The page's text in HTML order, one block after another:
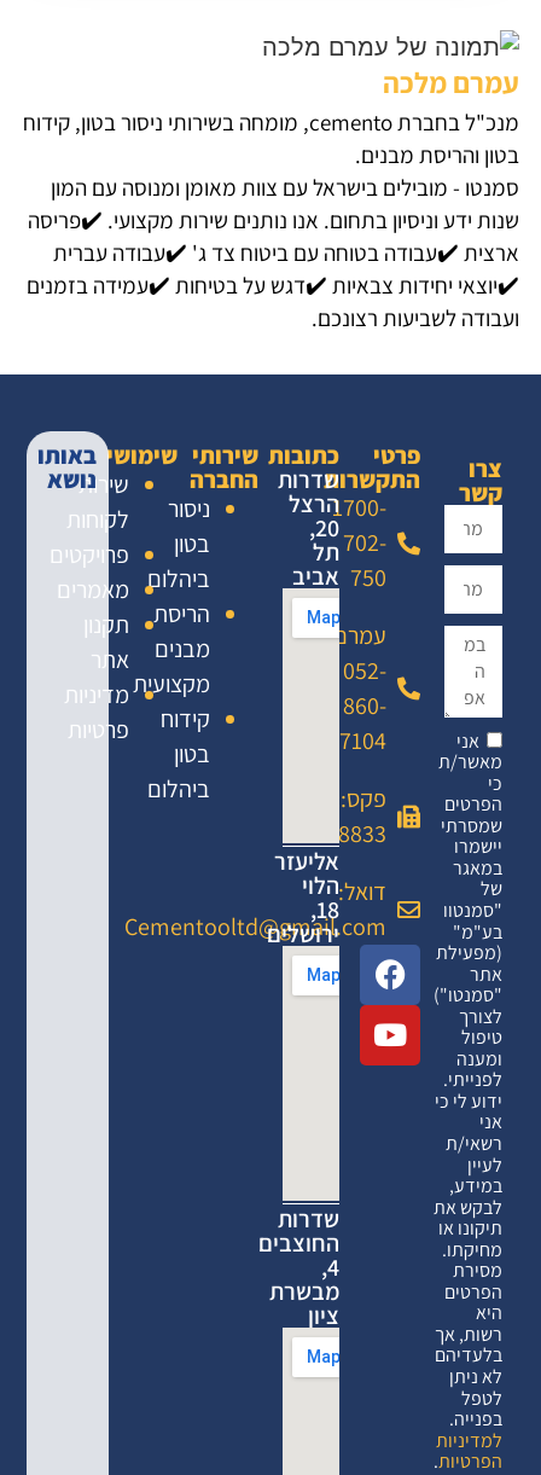
עמרם מלכה
מנכ"ל בחברת cemento, מומחה בשירותי ניסור בטון, קידוח
בטון והריסת מבנים.
סמנטו - מובילים בישראל עם צוות מאומן ומנוסה עם המון
שנות ידע וניסיון בתחום. אנו נותנים שירות מקצועי. ✔️פריסה
ארצית ✔️עבודה בטוחה עם ביטוח צד ג' ✔️עבודה עברית
✔️יוצאי יחידות צבאיות ✔️דגש על בטיחות ✔️עמידה בזמנים
ועבודה לשביעות רצונכם.
צרו
קשר
אני
מאשר/ת
כי
הפרטים
שמסרתי
יישמרו
במאגר
של
"סמנטוו
בע"מ"
(מפעילת
אתר
"סמנטו")
לצורך
טיפול
ומענה
לפנייתי.
ידוע לי כי
אני
רשאי/ת
לעיין
במידע,
לבקש את
תיקונו או
מחיקתו.
מסירת
הפרטים
היא
רשות, אך
בלעדיהם
לא ניתן
לטפל
בפנייה.
למדיניות
הפרטיות.
פרטי
התקשרות
1700-
702-
750
עמרם:
052-
860-
7104
6458833
דואל:
Cementooltd@gmail.com
כתובות
שדרות
הרצל
20,
תל
אביב
אליעזר
הלוי
18,
ירושלים
שדרות
החוצבים
4,
מבשרת
ציון
שירותי
החברה
ניסור
בטון
ביהלום
הריסת
מבנים
מקצועית
קידוח
בטון
ביהלום
שימושי
שירות
לקוחות
פרויקטים
מאמרים
תקנון
אתר
מדיניות
פרטיות
באותו
נושא